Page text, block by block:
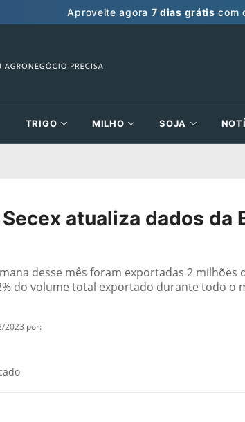
Aproveite agora 7 dias grátis com
TRIGO MILHO SOJA
Secex atualiza dados da
desse mês foram exportadas 2 milhões
do volume total exportado durante todo o
2023 por: